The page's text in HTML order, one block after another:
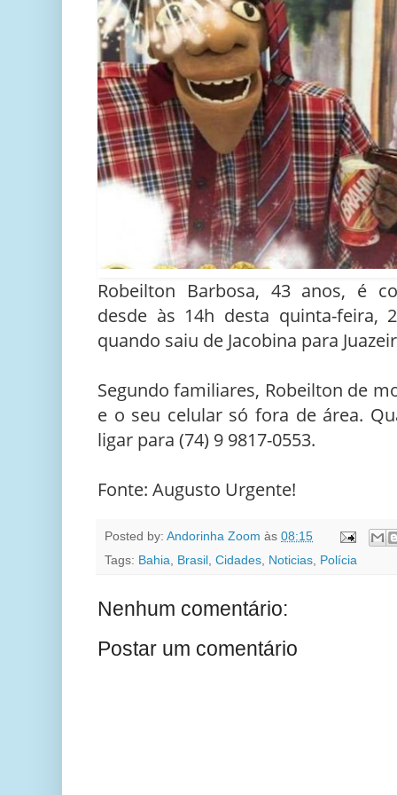
Robeilton Barbosa, 43 anos, é
desde às 14h desta quinta-feira,
quando saiu de Jacobina para
Segundo familiares, Robeilton de
e o seu celular só fora de área.
ligar para (74) 9 9817-0553.
Fonte: Augusto Urgente!
Posted by: Andorinha Zoom às 08:15
Tags: Bahia Brasil Cidades Noticias Polícia
Nenhum comentário:
Postar um comentário